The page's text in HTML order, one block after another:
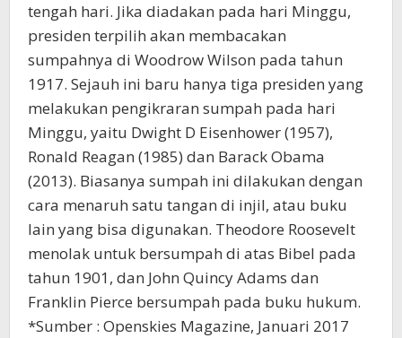
tengah hari. Jika diadakan pada hari Minggu,
presiden terpilih akan membacakan
sumpahnya di Woodrow Wilson pada tahun
1917. Sejauh ini baru hanya tiga presiden yang
melakukan pengikraran sumpah pada hari
Minggu, yaitu Dwight D Eisenhower (1957),
Ronald Reagan (1985) dan Barack Obama
(2013). Biasanya sumpah ini dilakukan dengan
cara menaruh satu tangan di injil, atau buku
lain yang bisa digunakan. Theodore Roosevelt
menolak untuk bersumpah di atas Bibel pada
tahun 1901, dan John Quincy Adams dan
Franklin Pierce bersumpah pada buku hukum.
*Sumber : Openskies Magazine, Januari 2017